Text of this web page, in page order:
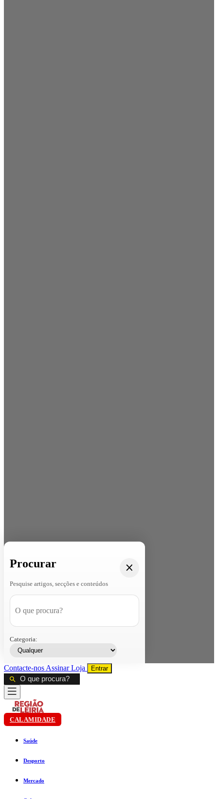
Procurar
Pesquise artigos, secções e conteúdos
Categoria:
Contacte-nos AssinarLoja Entrar
CALAMIDADE
Saúde
Desporto
Mercado